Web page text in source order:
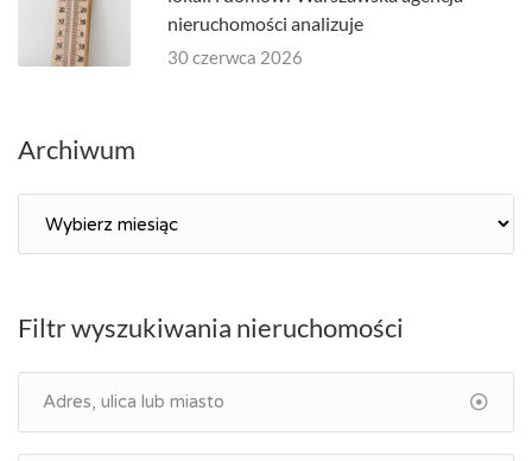
nieruchomości analizuje
30 czerwca 2026
Archiwum
Filtr wyszukiwania nieruchomości